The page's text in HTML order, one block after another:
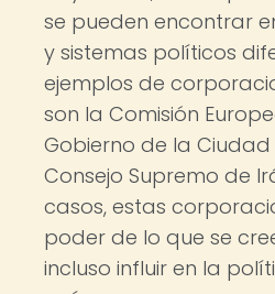
se pueden encontrar
y sistemas políticos
ejemplos de
son la Comisión
Gobierno de la
Consejo Supremo de
casos, estas
poder de lo que se
incluso influir en la